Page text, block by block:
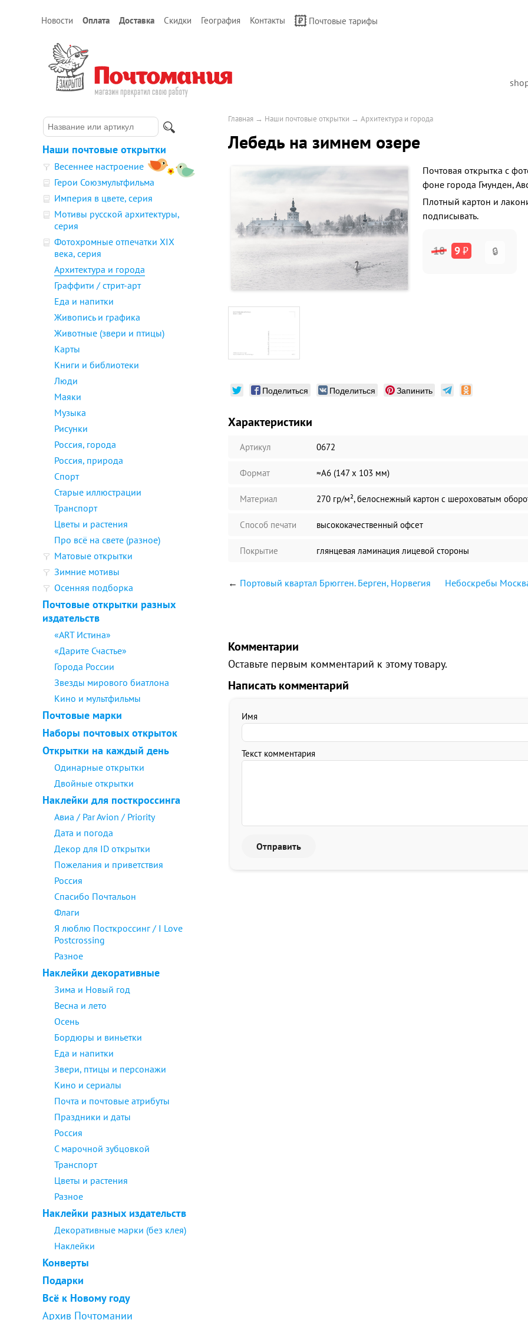
Новости Оплата Доставка Скидки География Контакты Почтовые тарифы
Наши почтовые открытки
Весеннее настроение
Герои Союзмультфильма
Империя в цвете, серия
Мотивы русской архитектуры,
серия
Фотохромные отпечатки XIX
века, серия
Архитектура и города
Граффити / стрит-арт
Еда и напитки
Живопись и графика
Животные (звери и птицы)
Карты
Книги и библиотеки
Люди
Маяки
Музыка
Рисунки
Россия, города
Россия, природа
Спорт
Старые иллюстрации
Транспорт
Цветы и растения
Про всё на свете (разное)
Матовые открытки
Зимние мотивы
Осенняя подборка
Почтовые открытки разных
издательств
«ART Истина»
«Дарите Счастье»
Города России
Звезды мирового биатлона
Кино и мультфильмы
Почтовые марки
Наборы почтовых открыток
Открытки на каждый день
Одинарные открытки
Двойные открытки
Наклейки для посткроссинга
Авиа / Par Avion / Priority
Дата и погода
Декор для ID открытки
Пожелания и приветствия
Россия
Спасибо Почтальон
Флаги
Я люблю Посткроссинг / I Love
Postcrossing
Разное
Наклейки декоративные
Зима и Новый год
Весна и лето
Осень
Бордюры и виньетки
Еда и напитки
Звери, птицы и персонажи
Кино и сериалы
Почта и почтовые атрибуты
Праздники и даты
Россия
С марочной зубцовкой
Транспорт
Цветы и растения
Разное
Наклейки разных издательств
Декоративные марки (без клея)
Наклейки
Конверты
Подарки
Всё к Новому году
Архив Почтомании
Главная → Наши почтовые открытки → Архитектура и города
Лебедь на зимнем озере
Почтовая открытка с
фоне города Гмунден,
Плотный картон и
подписывать.
18 9₽ 🔒
Поделиться Поделиться Запинить
Характеристики
Артикул 0672
Формат ≈А6 (147 х 103 мм)
Материал 270 гр/м², белоснежный картон с шероховатым
Способ печати высококачественный офсет
Покрытие глянцевая ламинация лицевой стороны
← Портовый квартал Брюгген. Берген, Норвегия Небоскребы
Комментарии
Оставьте первым комментарий к этому товару.
Написать комментарий
Имя
Текст комментария